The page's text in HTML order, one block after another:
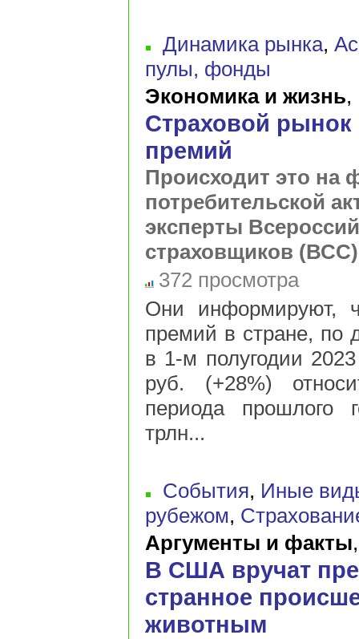
Динамика рынка,
пулы, фонды
Экономика и жизнь,
Страховой рынок
премий
Происходит это на
потребительской
эксперты
страховщиков
372 просмотра
Они информируют,
премий в стране, по
в 1-м полугодии
руб. (+28%)
периода прошлого
трлн...
События, Иные
рубежом,
Аргументы и факты
В США вручат
странное
животным